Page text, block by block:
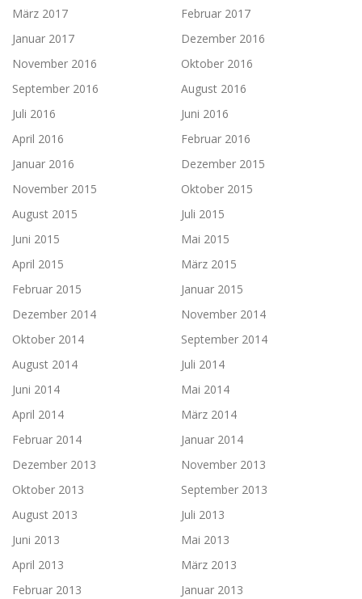
März 2017
Februar 2017
Januar 2017
Dezember 2016
November 2016
Oktober 2016
September 2016
August 2016
Juli 2016
Juni 2016
April 2016
Februar 2016
Januar 2016
Dezember 2015
November 2015
Oktober 2015
August 2015
Juli 2015
Juni 2015
Mai 2015
April 2015
März 2015
Februar 2015
Januar 2015
Dezember 2014
November 2014
Oktober 2014
September 2014
August 2014
Juli 2014
Juni 2014
Mai 2014
April 2014
März 2014
Februar 2014
Januar 2014
Dezember 2013
November 2013
Oktober 2013
September 2013
August 2013
Juli 2013
Juni 2013
Mai 2013
April 2013
März 2013
Februar 2013
Januar 2013